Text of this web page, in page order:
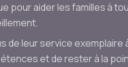
pour aider les familles à
de leur service
et de rester à la